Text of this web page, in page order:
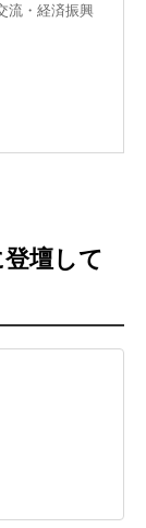
流・経済振興
壇して